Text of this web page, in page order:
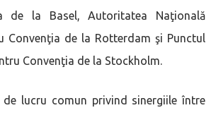
de la Basel, Autoritatea Naţională
Convenţia de la Rotterdam şi Punctul
Convenţia de la Stockholm.
de lucru comun privind sinergiile între